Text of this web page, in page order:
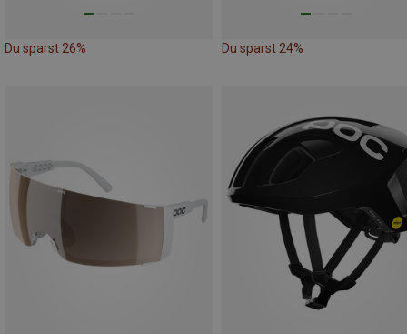
Du sparst 26% Du sparst 24%